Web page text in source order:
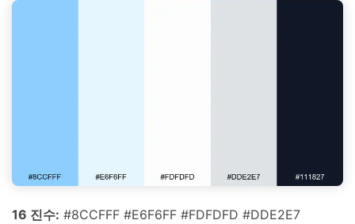
16 진수: #8CCFFF #E6F6FF #FDFDFD #DDE2E7